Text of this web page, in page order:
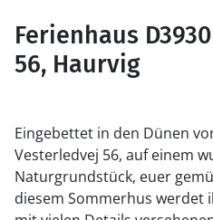
Ferienhaus
56, Haurvig
Eingebettet in den Dünen
Vesterledvej 56, auf einem
Naturgrundstück, euer
diesem Sommerhus werdet